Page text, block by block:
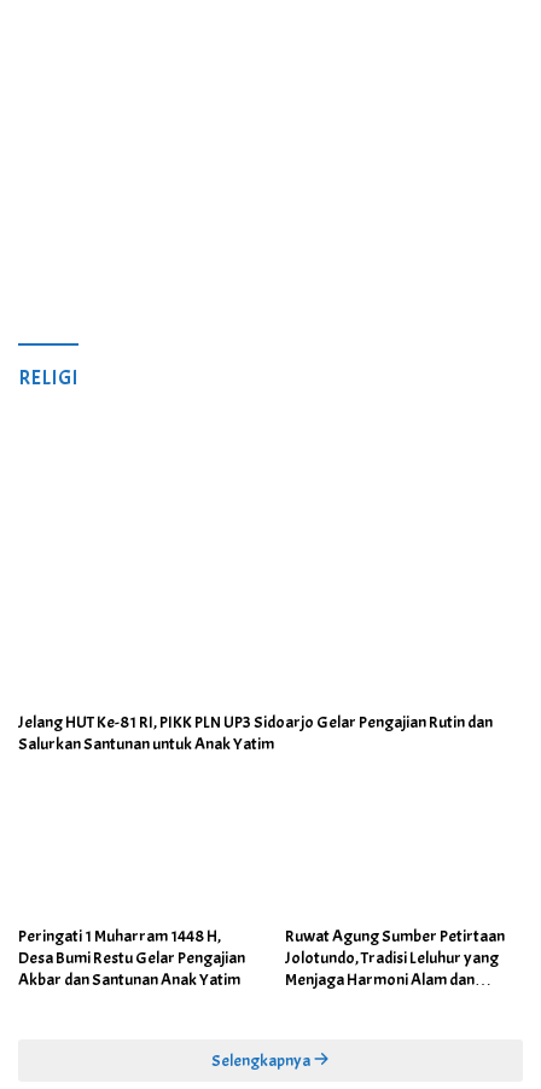
RELIGI
Jelang HUT Ke-81 RI, PIKK PLN UP3 Sidoarjo Gelar Pengajian Rutin dan
Salurkan Santunan untuk Anak Yatim
Peringati 1 Muharram 1448 H,
Desa Bumi Restu Gelar Pengajian
Akbar dan Santunan Anak Yatim
Ruwat Agung Sumber Petirtaan
Jolotundo, Tradisi Leluhur yang
Menjaga Harmoni Alam dan
Selengkapnya